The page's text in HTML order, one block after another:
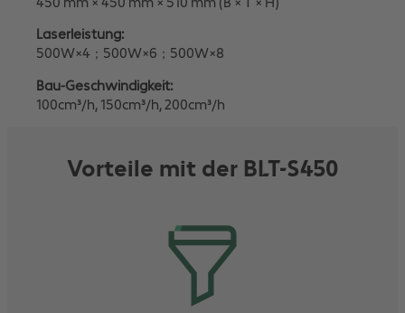
Laserleistung:
500W×4；500W×6；500W×8
Bau-Geschwindigkeit:
100cm³/h, 150cm³/h, 200cm³/h
Vorteile mit der BLT-S450